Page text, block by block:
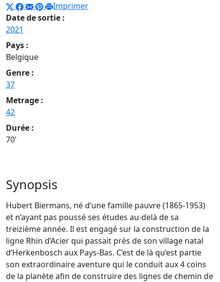
Imprimer
Date de sortie :
2021
Pays :
Belgique
Genre :
37
Metrage :
42
Durée :
70'
Synopsis
Hubert Biermans, né d’une famille pauvre (1865-1953)
et n’ayant pas poussé ses études au-delà de sa
treizième année. Il est engagé sur la construction de la
ligne Rhin d’Acier qui passait près de son village natal
d’Herkenbosch aux Pays-Bas. C’est de là qu’est partie
son extraordinaire aventure qui le conduit aux 4 coins
de la planète afin de construire des lignes de chemin de